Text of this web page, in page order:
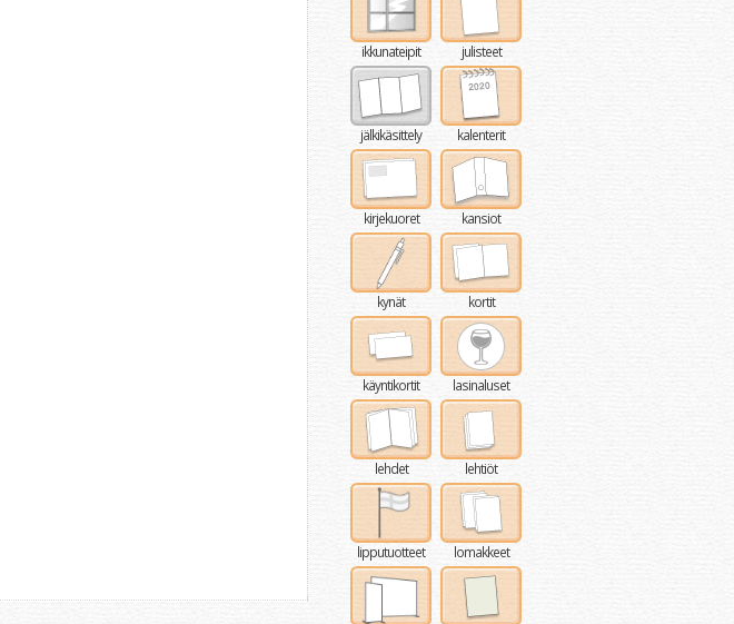
ikkunateipit julisteet
jälkikäsittely kalenterit
kirjekuoret kansiot
kynät kortit
käyntikortit lasinaluset
lehdet lehtiöt
lipputuotteet lomakkeet